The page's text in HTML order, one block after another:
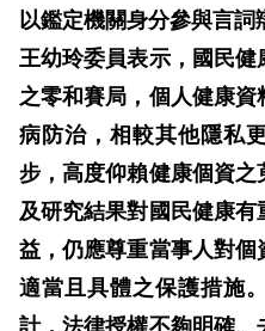
消
息
人
權
業
務
核
心
以鑑定機關身分參與言詞
王幼玲委員表示，國民
之零和賽局，個人健康
病防治，相較其他隱私
步，高度仰賴健康個資
及研究結果對國民健康
益，仍應尊重當事人對
適當且具體之保護措施
計，法律授權不夠明確、